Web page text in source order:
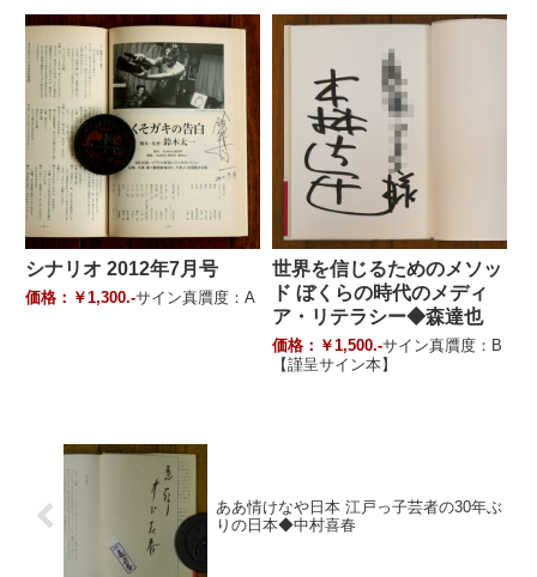
シナリオ 2012年7月号
価格：￥1,300.-サイン真贋度：A
世界を信じるためのメソッ
ド ぼくらの時代のメディ
ア・リテラシー◆森達也
価格：￥1,500.-サイン真贋度：B
【謹呈サイン本】
ああ情けなや日本 江戸っ子芸者の30年ぶ
りの日本◆中村喜春